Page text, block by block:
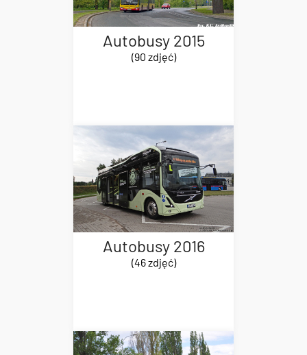
Autobusy 2015
(90 zdjęć)
Autobusy 2016
(46 zdjęć)